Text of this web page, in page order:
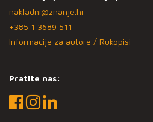
nakladni@znanje.hr
+385 1 3689 511
Informacije za autore / Rukopisi
Pratite nas: